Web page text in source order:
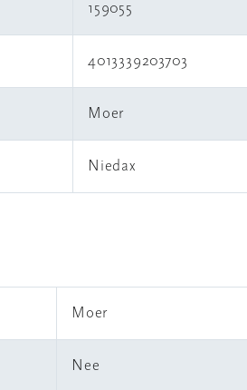
159055
4013339203703
Moer
Niedax
Moer
Nee